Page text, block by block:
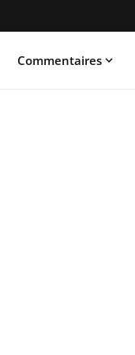
Commentaires